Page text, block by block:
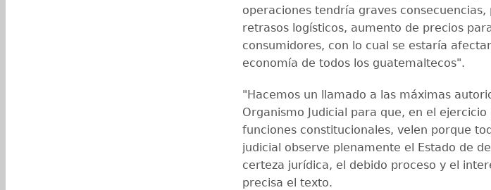
operaciones tendría graves consecuencias,
retrasos logísticos, aumento de precios
consumidores, con lo cual se estaría
economía de todos los guatemaltecos".
"Hacemos un llamado a las máximas
Organismo Judicial para que, en el ejercicio
funciones constitucionales, velen porque
judicial observe plenamente el Estado de
certeza jurídica, el debido proceso y el
precisa el texto.